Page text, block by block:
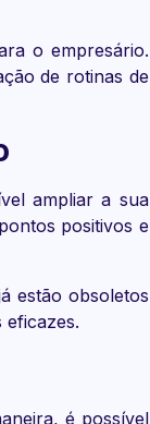
o empresário.
de rotinas de
ampliar a sua
positivos e
estão obsoletos
é possível